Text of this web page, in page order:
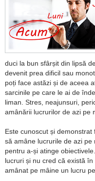
duci la bun sfârșit din lipsă
devenit prea dificil sau
poți face astăzi și de aceea
sarcinile pe care le ai de
liman. Stres, neajunsuri,
amânării lucrurilor de azi pe
Este cunoscut și demonstrat
să amâne lucrurile de azi
pentru a-și atinge
lucruri și nu cred că există
amânat pe mâine un lucru